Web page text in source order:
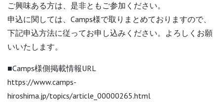
ご興味ある方は、是非ともご参加ください。
申込に関しては、Camps様で取りまとめておりますので、
下記申込方法に従ってお申し込みください。よろしくお願
いいたします。
■Camps様側掲載情報URL
https://www.camps-
hiroshima.jp/topics/article_00000265.html